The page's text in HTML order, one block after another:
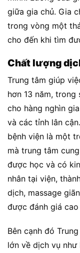
giữa gia chủ. Gia
trong vòng một
cho đến khi tìm
Chất lượng
Trung tâm giúp
hơn 13 năm, trong
cho hàng nghìn
và các tỉnh lân
bệnh viện là một
mà trung tâm
được học và có
nhân tại viện,
dịch, massage
được đánh giá
Bên cạnh đó
lớn về dịch vụ